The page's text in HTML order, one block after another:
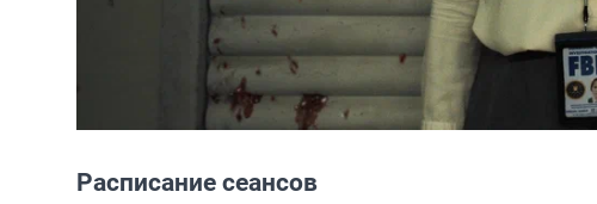
Расписание сеансов